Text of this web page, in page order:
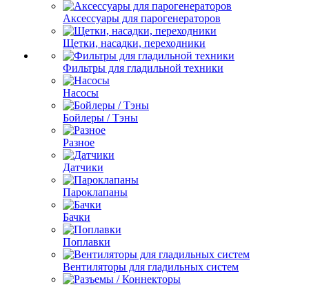
Аксессуары для парогенераторов
Щетки, насадки, переходники
Фильтры для гладильной техники
Насосы
Бойлеры / Тэны
Разное
Датчики
Пароклапаны
Бачки
Поплавки
Вентиляторы для гладильных систем